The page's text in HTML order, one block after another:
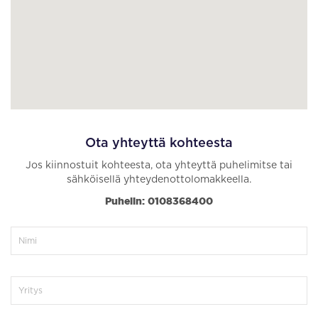
Ota yhteyttä kohteesta
Jos kiinnostuit kohteesta, ota yhteyttä puhelimitse tai
sähköisellä yhteydenottolomakkeella.
Puhelin: 0108368400